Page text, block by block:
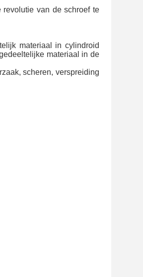
van de schroef te
materiaal in cylindroid
materiaal in de
scheren, verspreiding